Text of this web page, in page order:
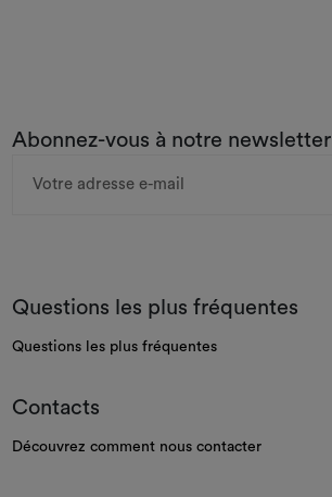
Abonnez-vous à notre newsletter
Questions les plus fréquentes
Questions les plus fréquentes
Contacts
Découvrez comment nous contacter